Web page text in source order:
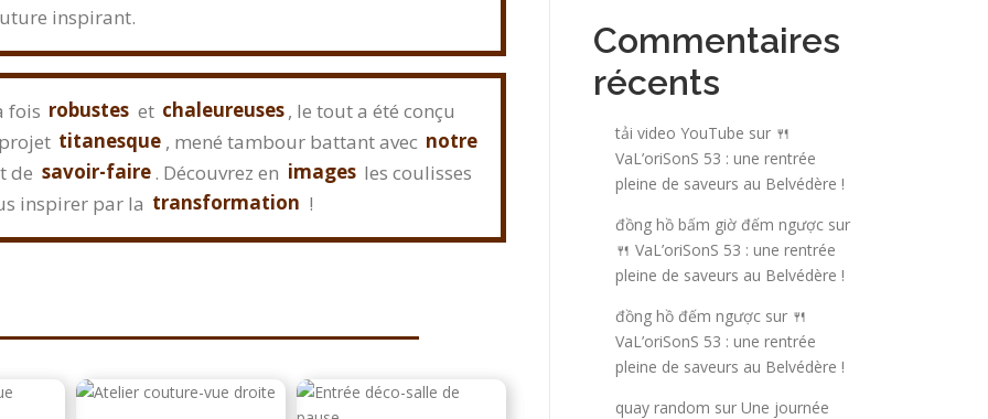
inspirant.
fois robustes et chaleureuses, le tout a été conçu
titanesque , mené tambour battant avec notre
de savoir-faire. Découvrez en images les coulisses
inspirer par la transformation !
Commentaires
récents
tải video YouTube sur 🍴
VaL’oriSonS 53 : une rentrée
pleine de saveurs au Belvédère !
đồng hồ bấm giờ đếm ngược sur
🍴 VaL’oriSonS 53 : une rentrée
pleine de saveurs au Belvédère !
đồng hồ đếm ngược sur 🍴
VaL’oriSonS 53 : une rentrée
pleine de saveurs au Belvédère !
quay random sur Une journée